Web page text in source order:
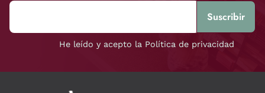
He leído y acepto la Política de privacidad